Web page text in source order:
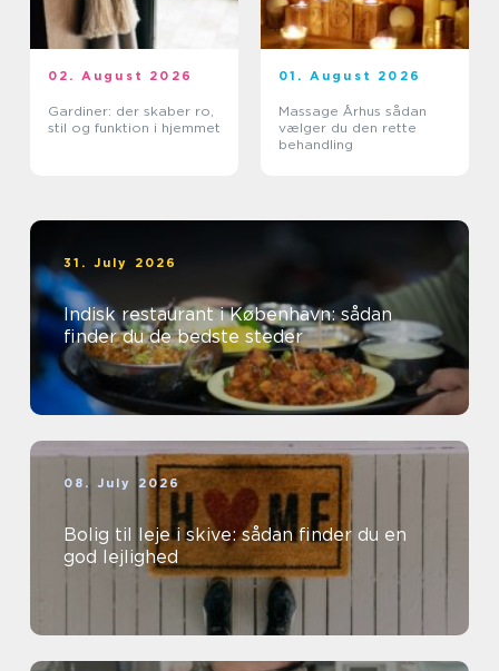
02. August 2026
Gardiner: der skaber ro,
stil og funktion i hjemmet
01. August 2026
Massage Århus sådan
vælger du den rette
behandling
31. July 2026
Indisk restaurant i København: sådan
finder du de bedste steder
08. July 2026
Bolig til leje i skive: sådan finder du en
god lejlighed